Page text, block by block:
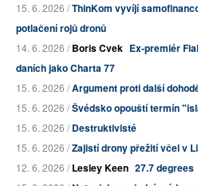
15. 6. 2026 /ThinKom vyvíjí
potlačení rojů dronů
14. 6. 2026 /Boris Cvek Ex-premiér
daních jako Charta 77
15. 6. 2026 /Argument proti další
15. 6. 2026 /Švédsko opouští termín
15. 6. 2026 /Destruktivisté
15. 6. 2026 /Zajistí drony přežití včel v
12. 6. 2026 /Lesley Keen 27.7 degrees